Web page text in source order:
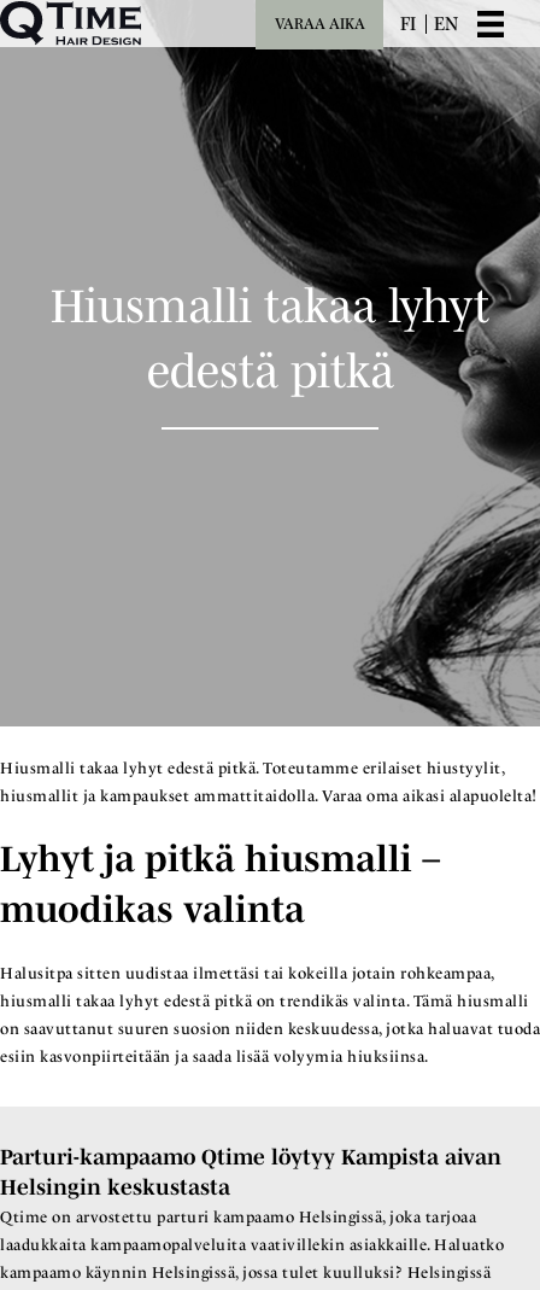
VARAA AIKA FI EN
Hiusmalli takaa lyhyt
edestä pitkä
Hiusmalli takaa lyhyt edestä pitkä. Toteutamme erilaiset hiustyylit,
hiusmallit ja kampaukset ammattitaidolla. Varaa oma aikasi alapuolelta!
Lyhyt ja pitkä hiusmalli –
muodikas valinta
Halusitpa sitten uudistaa ilmettäsi tai kokeilla jotain rohkeampaa,
hiusmalli takaa lyhyt edestä pitkä on trendikäs valinta. Tämä hiusmalli
on saavuttanut suuren suosion niiden keskuudessa, jotka haluavat tuoda
esiin kasvonpiirteitään ja saada lisää volyymia hiuksiinsa.
Parturi-kampaamo Qtime löytyy Kampista aivan
Helsingin keskustasta
Qtime on arvostettu parturi kampaamo Helsingissä, joka tarjoaa
laadukkaita kampaamopalveluita vaativillekin asiakkaille. Haluatko
kampaamo käynnin Helsingissä, jossa tulet kuulluksi? Helsingissä